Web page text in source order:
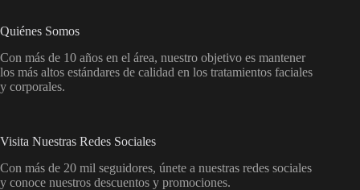
Quiénes Somos
Con más de 10 años en el área, nuestro objetivo es mantener
los más altos estándares de calidad en los tratamientos faciales
y corporales.
Visita Nuestras Redes Sociales
Con más de 20 mil seguidores, únete a nuestras redes sociales
y conoce nuestros descuentos y promociones.